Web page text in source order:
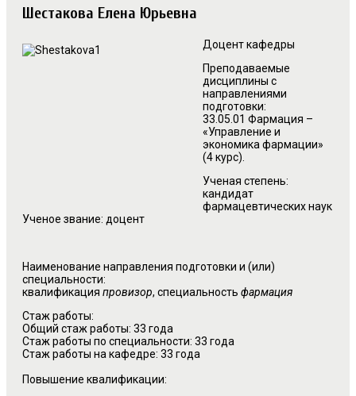
Шестакова Елена Юрьевна
Доцент кафедры
Преподаваемые
дисциплины с
направлениями
подготовки:
33.05.01 Фармация –
«Управление и
экономика фармации»
(4 курс).
Ученая степень:
кандидат
фармацевтических наук
Ученое звание: доцент
Наименование направления подготовки и (или)
специальности:
квалификация провизор, специальность фармация
Стаж работы:
Общий стаж работы: 33 года
Стаж работы по специальности: 33 года
Стаж работы на кафедре: 33 года
Повышение квалификации: